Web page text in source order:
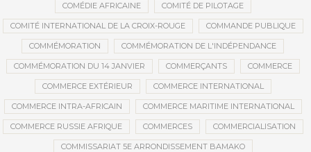
COMÉDIE AFRICAINE COMITÉ DE PILOTAGE
COMITÉ INTERNATIONAL DE LA CROIX-ROUGE COMMANDE PUBLIQUE
COMMÉMORATION COMMÉMORATION DE L'INDÉPENDANCE
COMMÉMORATION DU 14 JANVIER COMMERÇANTS COMMERCE
COMMERCE EXTÉRIEUR COMMERCE INTERNATIONAL
COMMERCE INTRA-AFRICAIN COMMERCE MARITIME INTERNATIONAL
COMMERCE RUSSIE AFRIQUE COMMERCES COMMERCIALISATION
COMMISSARIAT 5E ARRONDISSEMENT BAMAKO